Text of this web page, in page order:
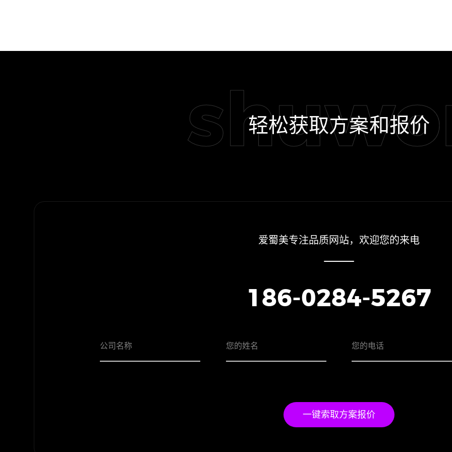
轻松获取方案和报价
爱蜀美专注品质网站，欢迎您的来电
186-0284-5267
一键索取方案报价